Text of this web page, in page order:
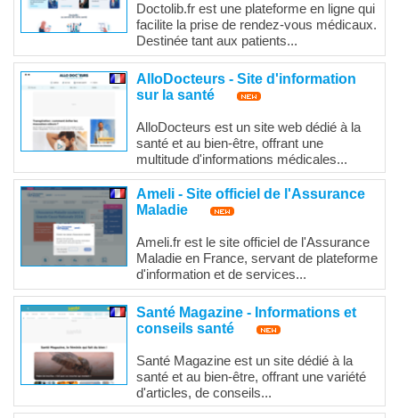
Doctolib.fr est une plateforme en ligne qui
facilite la prise de rendez-vous médicaux.
Destinée tant aux patients...
AlloDocteurs - Site d'information
sur la santé
AlloDocteurs est un site web dédié à la
santé et au bien-être, offrant une
multitude d'informations médicales...
Ameli - Site officiel de l'Assurance
Maladie
Ameli.fr est le site officiel de l'Assurance
Maladie en France, servant de plateforme
d'information et de services...
Santé Magazine - Informations et
conseils santé
Santé Magazine est un site dédié à la
santé et au bien-être, offrant une variété
d'articles, de conseils...